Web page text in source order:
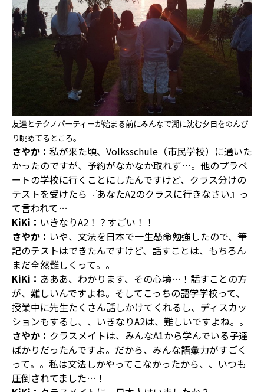
友達とテクノパーティーが始まる前にみんなで湖に沈む夕日をのんび
り眺めてるところ。
さやか： 私が来た頃、Volksschule（市民学校）に通いた
かったのですが、予約がなかなか取れず…。他のプラベ
ートの学校に行くことにしたんですけど、クラス分けの
テストを受けたら『あなたA2のクラスに行きなさい』っ
て言われて…
KiKi： いきなりA2！？すごい！！
さやか： いや、文法を日本で一生懸命勉強したので、筆
記のテストはできたんですけど、話すことは、もちろん
まだ全然難しくって。。
KiKi： あああ、わかります、その心境…！話すことの方
が、難しいんですよね。そしてこっちの語学学校って、
授業中に先生たくさん話しかけてくれるし、ディスカッ
ションもするし、、いきなりA2は、難しいですよね。。
さやか： クラスメイトは、みんなA1から学んでいる子達
ばかりだったんですよ。だから、みんな語彙力がすごく
って。。私は文法しかやってこなかったから、、いつも
圧倒されてました…！